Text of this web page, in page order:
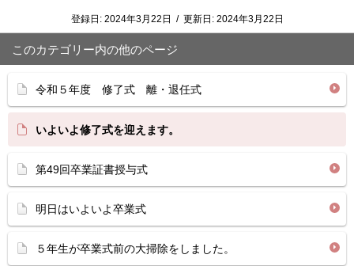
登録日: 2024年3月22日 / 更新日: 2024年3月22日
このカテゴリー内の他のページ
令和５年度 修了式 離・退任式
いよいよ修了式を迎えます。
第49回卒業証書授与式
明日はいよいよ卒業式
５年生が卒業式前の大掃除をしました。